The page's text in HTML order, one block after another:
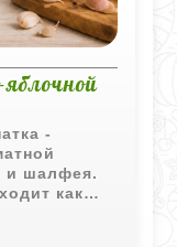
-
и шалфея.
как